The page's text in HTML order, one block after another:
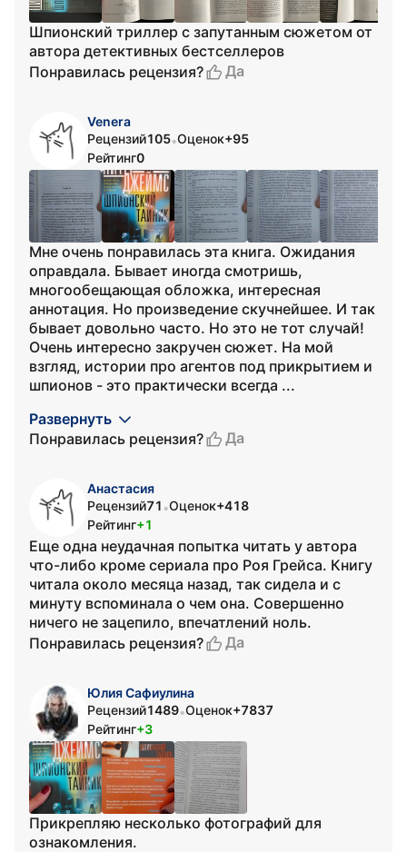
Шпионский триллер с запутанным сюжетом от
автора детективных бестселлеров
Понравилась рецензия?
Да
Venera
Рецензий105•Оценок+95
Рейтинг0
Мне очень понравилась эта книга. Ожидания
оправдала. Бывает иногда смотришь,
многообещающая обложка, интересная
аннотация. Но произведение скучнейшее. И так
бывает довольно часто. Но это не тот случай!
Очень интересно закручен сюжет. На мой
взгляд, истории про агентов под прикрытием и
шпионов - это практически всегда ...
Развернуть
Понравилась рецензия?
Да
Анастасия
Рецензий71 •Оценок+418
Рейтинг+1
Еще одна неудачная попытка читать у автора
что-либо кроме сериала про Роя Грейса. Книгу
читала около месяца назад, так сидела и с
минуту вспоминала о чем она. Совершенно
ничего не зацепило, впечатлений ноль.
Понравилась рецензия?
Да
Юлия Сафиулина
Рецензий1489•Оценок+7837
Рейтинг+3
Прикрепляю несколько фотографий для
ознакомления.